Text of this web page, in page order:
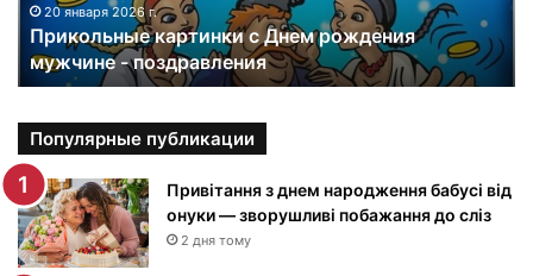
к
т
и
н
к
и
20 января 2026 г.
Прикольные картинки с Днем рождения
мужчине - поздравления
Популярные публикации
Привітання з днем народження бабусі від
онуки — зворушливі побажання до сліз
2 дня тому